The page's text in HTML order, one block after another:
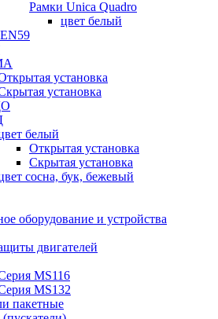
Рамки Unica Quadro
цвет белый
установка
установка
белый
Открытая установка
Скрытая установка
сосна, бук, бежевый
оборудование и устройства
двигателей
MS116
MS132
пакетные